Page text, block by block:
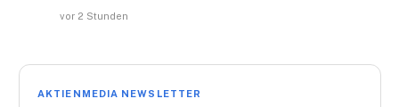
vor 2 Stunden
AKTIENMEDIA NEWSLETTER